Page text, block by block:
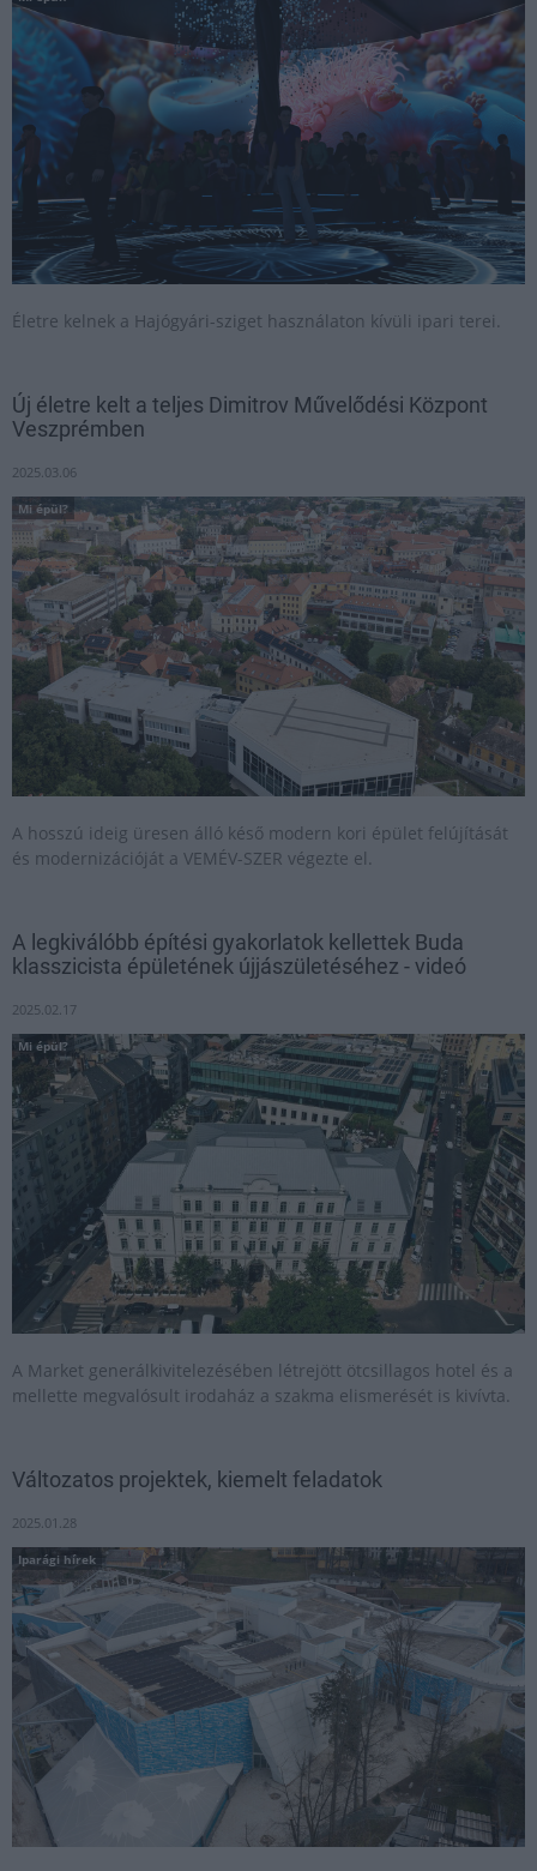
Életre kelnek a Hajógyári-sziget használaton kívüli ipari terei.
Új életre kelt a teljes Dimitrov Művelődési Központ
Veszprémben
2025.03.06
Mi épül?
A hosszú ideig üresen álló késő modern kori épület felújítását
és modernizációját a VEMÉV-SZER végezte el.
A legkiválóbb építési gyakorlatok kellettek Buda
klasszicista épületének újjászületéséhez - videó
2025.02.17
Mi épül?
A Market generálkivitelezésében létrejött ötcsillagos hotel és a
mellette megvalósult irodaház a szakma elismerését is kivívta.
Változatos projektek, kiemelt feladatok
2025.01.28
Iparági hírek